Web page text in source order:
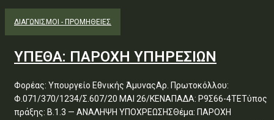
ΔΙΑΓΩΝΙΣΜΟΊ - ΠΡΟΜΉΘΕΙΕΣ
ΥΠΕΘΑ: ΠΑΡΟΧΗ ΥΠΗΡΕΣΙΩΝ
Φορέας: Υπουργείο Εθνικής ΆμυναςΑρ. Πρωτοκόλλου:
Φ.071/370/1234/Σ.607/20 ΜΑΙ 26/ΚΕΝΑΠΑΔΑ: Ρ9Σ66-4ΤΕΤύπος
πράξης: Β.1.3 — ΑΝΑΛΗΨΗ ΥΠΟΧΡΕΩΣΗΣΘέμα: ΠΑΡΟΧΗ